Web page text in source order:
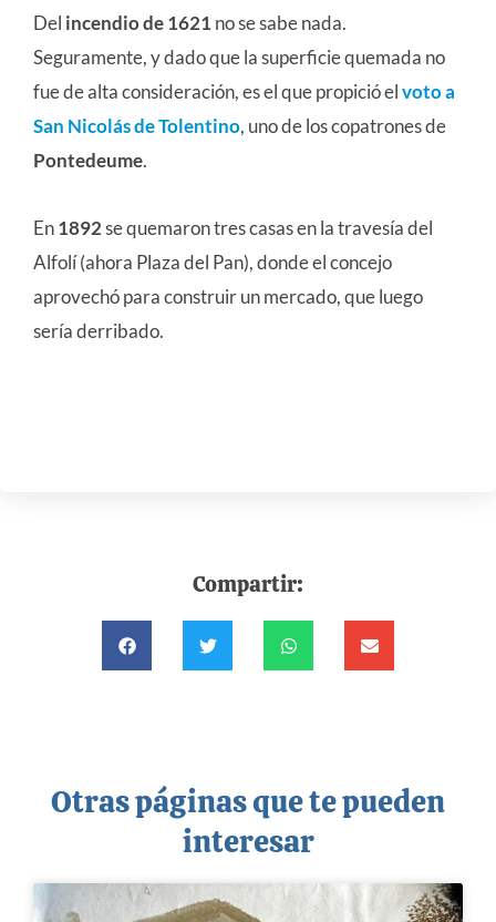
Del incendio de 1621 no se sabe nada.
Seguramente, y dado que la superficie quemada no
fue de alta consideración, es el que propició elvoto a
San Nicolás de Tolentino, uno de los copatrones de
Pontedeume.
En1892se quemaron tres casas en la travesía del
Alfolí (ahora Plaza del Pan), donde el concejo
aprovechó para construir un mercado, que luego
sería derribado.
Compartir:
Otras páginas que te pueden
interesar